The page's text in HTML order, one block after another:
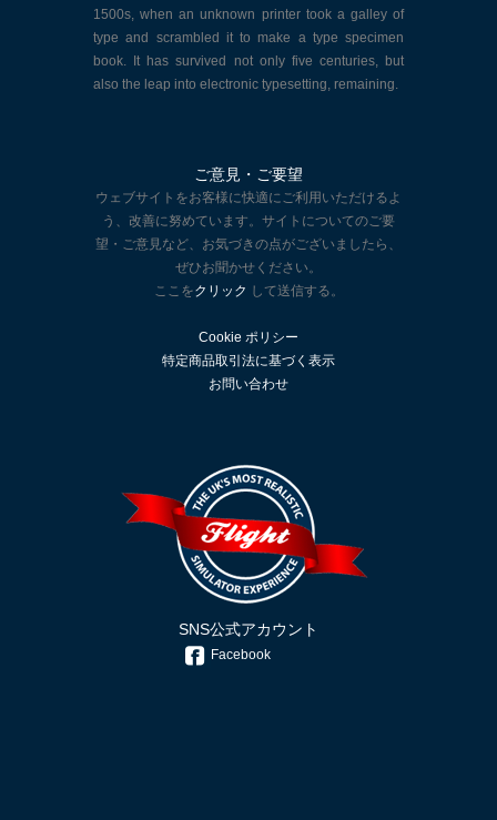
1500s, when an unknown printer took a galley of
type and scrambled it to make a type specimen
book. It has survived not only five centuries, but
also the leap into electronic typesetting, remaining.
ご意見・ご要望
ウェブサイトをお客様に快適にご利用いただけるよ
う、改善に努めています。サイトについてのご要
望・ご意見など、お気づきの点がございましたら、
ぜひお聞かせください。
ここをクリック して送信する。
Cookie ポリシー
特定商品取引法に基づく表示
お問い合わせ
SNS公式アカウント
Facebook